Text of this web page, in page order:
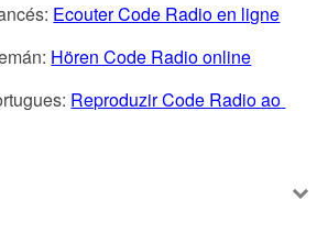
Ecouter Code Radio en ligne
Hören Code Radio online
Reproduzir Code Radio ao